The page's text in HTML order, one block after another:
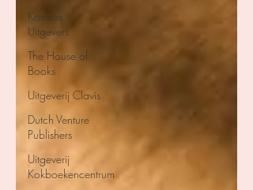
Kosmos
Uitgevers
The House of
Books
Uitgeverij Clavis
Dutch Venture
Publishers
Uitgeverij
Kokboekencentrum